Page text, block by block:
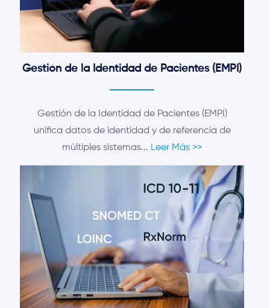
Gestión de la Identidad de Pacientes (EMPI)
Gestión de la Identidad de Pacientes (EMPI)
unifica datos de identidad y de referencia de
múltiples sistemas... Leer Más >>